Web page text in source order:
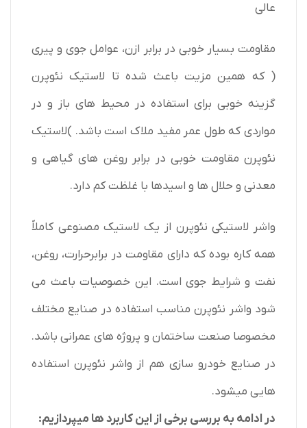
عالی
مقاومت بسیار خوبی در برابر ازن، عوامل جوی و پیری
( که همین مزیت باعث شده تا لاستیک نئوپرن
گزینه خوبی برای استفاده در محیط های باز و در
مواردی که طول عمر مفید ملاک است باشد. )لاستیک
نئوپرن مقاومت خوبی در برابر روغن های گیاهی و
معدنی و حلال ها و اسیدها با غلظت کم دارد.
واشر لاستیکی نئوپرن از یک لاستیک مصنوعی کاملاً
همه کاره بوده که دارای مقاومت در برابرحرارت، روغن،
نفت و شرایط جوی است. این خصوصیات باعث می
شود واشر نئوپرن مناسب استفاده در صنایع مختلف
مخصوصا صنعت ساختمان و پروژه های عمرانی باشد.
در صنایع خودرو سازی هم از واشر نئوپرن استفاده
هایی میشود.
در ادامه به بررسی برخی از این کاربرد ها میپردازیم: